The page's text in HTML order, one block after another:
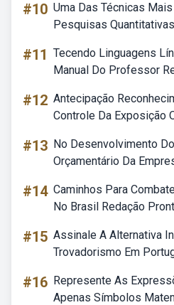
#10 Uma Das Técnicas
Pesquisas
#11 Tecendo Linguagens
Manual Do Professor
#12 Antecipação
Controle Da Exposição
#13 No Desenvolvimento
Orçamentário Da
#14 Caminhos Para
No Brasil Redação
#15 Assinale A Alternativa
Trovadorismo Em
#16 Represente As
Apenas Símbolos